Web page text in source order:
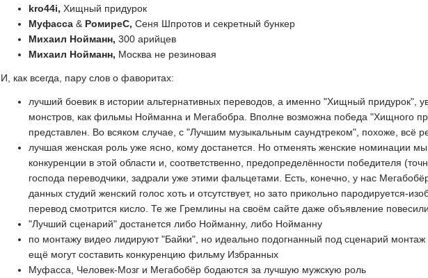
kro44i,Хищный придурок
Муфасса & РомиреС, Сеня Шпротов и секретный бункер
Михаил Нойманн, 300 арийцев
Михаил Нойманн, Москва не резиновая
И, как всегда, пару слов о фаворитах:
лучший боевик в истории альтернативных переводов, а именно "Хищный придурок",
монстров, как фильмы Нойманна и Мегабобра. Вполне возможна победа "Хищного
представлен. Во всяком случае, с "Лучшим музыкальным саундтреком", похоже, всё
лучшая женская роль уже ясно, кому достанется. Но отменять женские номинации
конкуренции в этой области и, соответственно, предопределённости победителя
господа переводчики, задрали уже этими фальцетами. Есть, конечно, у нас
данных студий женский голос хоть и отсутствует, но зато прикольно пародируется-
перевод смотрится кисло. Те же Гремлины на своём сайте даже объявление
"Лучший сценарий" достанется либо Нойманну, либо Нойманну
по монтажу видео лидируют "Байки", но идеально подогнанный под сценарий монтаж
ещё могут составить конкуренцию фильму Избранных
Муфасса, Человек-Мозг и Мегабобёр бодаются за лучшую мужскую роль